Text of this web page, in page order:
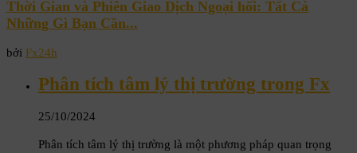
Thời Gian và Phiên Giao Dịch Ngoại hối: Tất Cả
Những Gì Bạn Cần...
bởi Fx24h
Phân tích tâm lý thị trường trong Fx
25/10/2024
Phân tích tâm lý thị trường là một phương pháp quan trọng